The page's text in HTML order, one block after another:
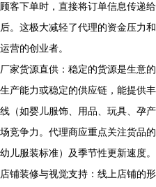
顾客下单时，直接将订单信息传递
后。这极大减轻了代理的资金压力
运营的创业者。
厂家货源直供：稳定的货源是生意
生产能力或稳定的供应链，能提供
线（如婴儿服饰、用品、玩具、孕
场竞争力。代理商应重点关注货品
幼儿服装标准）及季节性更新速度。
店铺装修与视觉支持：线上店铺的